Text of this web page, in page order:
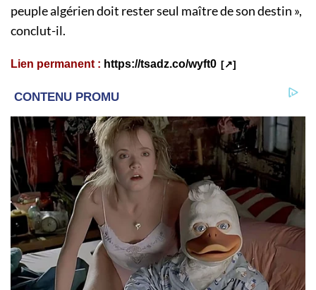
peuple algérien doit rester seul maître de son destin »,
conclut-il.
Lien permanent : https://tsadz.co/wyft0